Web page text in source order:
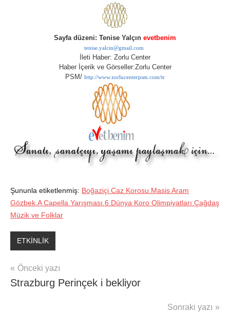
Sayfa düzeni: Tenise Yalçın evetbenim
tenise.yalcin@gmail.com
İleti Haber: Zorlu Center
Haber İçerik ve Görseller:Zorlu Center
PSM/ http://www.zorlucenterpsm.com/tr
Şununla etiketlenmiş: Boğaziçi Caz Korosu.Masis Aram
Gözbek.A Capella Yarışması.6.Dünya Koro Olimpiyatları.Çağdaş
Müzik ve Folklar
ETKİNLİK
Yazı
gezinmesi
Önceki yazı
Strazburg Perinçek i bekliyor
Sonraki yazı